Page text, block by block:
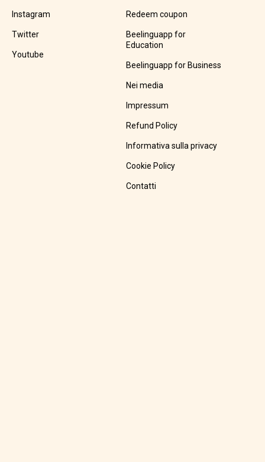
Instagram
Twitter
Youtube
Redeem coupon
Beelinguapp for
Education
Beelinguapp for Business
Nei media
Impressum
Refund Policy
Informativa sulla privacy
Cookie Policy
Contatti